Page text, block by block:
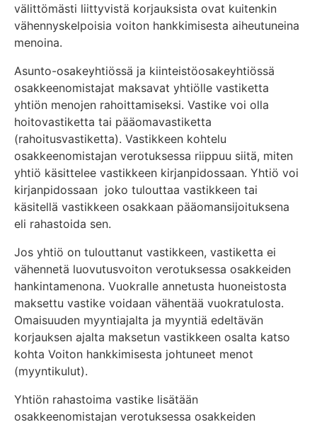
välittömästi liittyvistä korjauksista ovat kuitenkin
vähennyskelpoisia voiton hankkimisesta aiheutuneina
menoina.
Asunto-osakeyhtiössä ja kiinteistöosakeyhtiössä
osakkeenomistajat maksavat yhtiölle vastiketta
yhtiön menojen rahoittamiseksi. Vastike voi olla
hoitovastiketta tai pääomavastiketta
(rahoitusvastiketta). Vastikkeen kohtelu
osakkeenomistajan verotuksessa riippuu siitä, miten
yhtiö käsittelee vastikkeen kirjanpidossaan. Yhtiö voi
kirjanpidossaan joko tulouttaa vastikkeen tai
käsitellä vastikkeen osakkaan pääomansijoituksena
eli rahastoida sen.
Jos yhtiö on tulouttanut vastikkeen, vastiketta ei
vähennetä luovutusvoiton verotuksessa osakkeiden
hankintamenona. Vuokralle annetusta huoneistosta
maksettu vastike voidaan vähentää vuokratulosta.
Omaisuuden myyntiajalta ja myyntiä edeltävän
korjauksen ajalta maksetun vastikkeen osalta katso
kohta Voiton hankkimisesta johtuneet menot
(myyntikulut).
Yhtiön rahastoima vastike lisätään
osakkeenomistajan verotuksessa osakkeiden